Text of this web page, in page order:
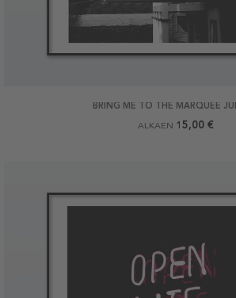
BRING ME TO THE MARQUEE
ALKAEN 15,00 €